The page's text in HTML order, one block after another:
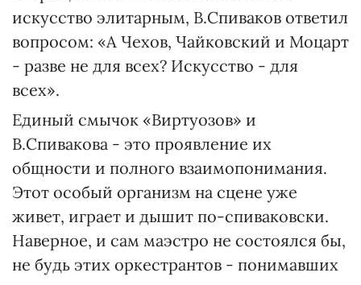
искусство элитарным, В.Спиваков ответил
вопросом: «А Чехов, Чайковский и Моцарт
- разве не для всех? Искусство - для
всех».
Единый смычок «Виртуозов» и
В.Спивакова - это проявление их
общности и полного взаимопонимания.
Этот особый организм на сцене уже
живет, играет и дышит по-спиваковски.
Наверное, и сам маэстро не состоялся бы,
не будь этих оркестрантов - понимавших